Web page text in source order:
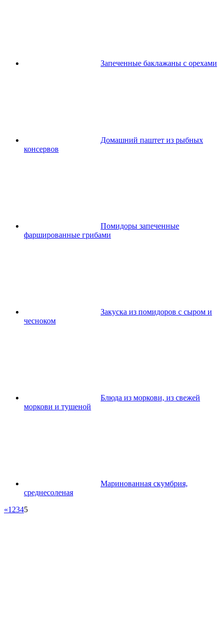
Запеченные баклажаны с орехами
Домашний паштет из рыбных
консервов
Помидоры запеченные
фаршированные грибами
Закуска из помидоров с сыром и
чесноком
Блюда из моркови, из свежей
моркови и тушеной
Маринованная скумбрия,
среднесоленая
«1 2345